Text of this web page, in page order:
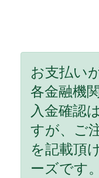
お支払い
各金融機
入金確認
すが、ご
を記載頂
ーズです。